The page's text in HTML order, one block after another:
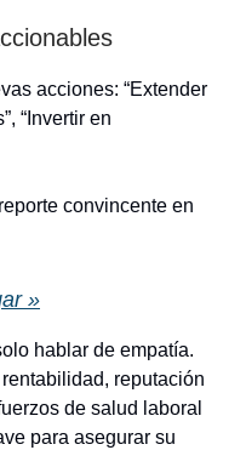
acciones: “Extender
“Invertir en
convincente en
»
hablar de empatía.
reputación
de salud laboral
para asegurar su